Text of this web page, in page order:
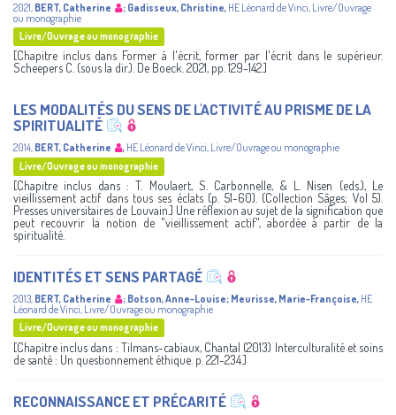
2021, BERT, Catherine ; Gadisseux, Christine, HE Léonard de Vinci, Livre/Ouvrage
ou monographie
Livre/Ouvrage ou monographie
[Chapitre inclus dans Former à l'écrit, former par l'écrit dans le supérieur.
Scheepers C. (sous la dir.). De Boeck. 2021, pp. 129-142.]
LES MODALITÉS DU SENS DE L'ACTIVITÉ AU PRISME DE LA
SPIRITUALITÉ
2014, BERT, Catherine , HE Léonard de Vinci, Livre/Ouvrage ou monographie
Livre/Ouvrage ou monographie
[Chapitre inclus dans : T. Moulaert, S. Carbonnelle, & L. Nisen (eds.), Le
vieillissement actif dans tous ses éclats (p. 51-60). (Collection Sâges; Vol 5).
Presses universitaires de Louvain.] Une réflexion au sujet de la signification que
peut recouvrir la notion de "vieillissement actif", abordée à partir de la
spiritualité.
IDENTITÉS ET SENS PARTAGÉ
2013, BERT, Catherine ; Botson, Anne-Louise; Meurisse, Marie-Françoise, HE
Léonard de Vinci, Livre/Ouvrage ou monographie
Livre/Ouvrage ou monographie
[Chapitre inclus dans : Tilmans-cabiaux, Chantal (2013) Interculturalité et soins
de santé : Un questionnement éthique. p. 221-234.]
RECONNAISSANCE ET PRÉCARITÉ